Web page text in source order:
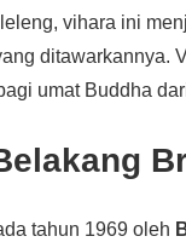
vihara ini
ditawarkannya.
umat Buddha
tahun 1969 oleh